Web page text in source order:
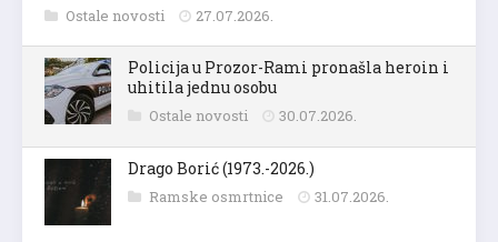
Ostale novosti 27.07.2026.
Policija u Prozor-Rami pronašla heroin i
uhitila jednu osobu
Ostale novosti 30.07.2026.
Drago Borić (1973.-2026.)
Ramske osmrtnice 31.07.2026.